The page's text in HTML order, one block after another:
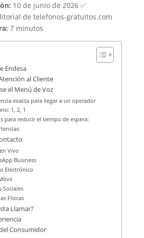
10 de junio de 2026 ✅
de telefonos-gratuitos.com
7 minutos
Endesa
al Cliente
el Menú de Voz
exacta para llegar a un operador
1, 2, 1
para reducir el tiempo de espera:
Vivo
Business
Electrónico
Sociales
Físicas
Llamar?
Consumidor